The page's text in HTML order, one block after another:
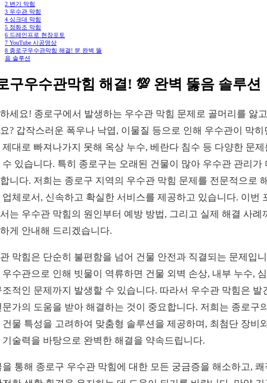
2 변기 막힘
3 우수관 막힘
4 싱크대 막힘
5 정화조 막힘
6 드레인프로 현장포토
7 YouTube 시공영상
8 종로구우수관막힘 해결! 💯 완벽 뚫
음 솔루션
구우수관막힘 해결! 💯 완벽 뚫음 솔루션
세요! 종로구에서 발생하는 우수관 막힘 문제로 골머리를 앓
? 갑작스러운 폭우나 낙엽, 이물질 등으로 인해 우수관이 막히
제대로 빠져나가지 못해 옥상 누수, 베란다 침수 등 다양한 문제
수 있습니다. 특히 종로구는 오래된 건물이 많아 우수관 관리가
니다. 저희는 종로구 지역의 우수관 막힘 문제를 전문적으로
업체로서, 신속하고 확실한 서비스를 제공하고 있습니다. 이번
는 우수관 막힘의 원인부터 예방 방법, 그리고 실제 해결 사례
게 안내해 드리겠습니다.
막힘은 단순히 불편함을 넘어 건물 안전과 직결되는 문제입
우수관으로 인해 빗물이 역류하면 건물 외벽 손상, 내부 누수,
조적인 문제까지 발생할 수 있습니다. 따라서 우수관 막힘은 발
문가의 도움을 받아 해결하는 것이 중요합니다. 저희는 종로구
건물 특성을 고려하여 맞춤형 솔루션을 제공하며, 최첨단 장비
기술력을 바탕으로 완벽한 해결을 약속드립니다.
을 통해 종로구 우수관 막힘에 대한 모든 궁금증을 해소하고, 쾌